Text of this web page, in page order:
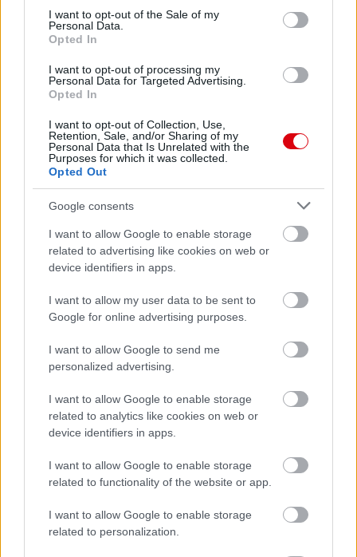
consent section.
I want to opt-out of the Sale of my
Personal Data.
Opted In
I want to opt-out of processing my
Personal Data for Targeted Advertising.
Opted In
I want to opt-out of Collection, Use,
Retention, Sale, and/or Sharing of my
Personal Data that Is Unrelated with the
Purposes for which it was collected.
Opted Out
Google consents
I want to allow Google to enable storage
related to advertising like cookies on web or
device identifiers in apps.
I want to allow my user data to be sent to
Google for online advertising purposes.
I want to allow Google to send me
personalized advertising.
I want to allow Google to enable storage
related to analytics like cookies on web or
device identifiers in apps.
I want to allow Google to enable storage
related to functionality of the website or app.
I want to allow Google to enable storage
related to personalization.
Leeds Unitedvs Manchester United
ELŐZŐ MÉRKŐZÉSEK
Támogatás
Támogasd adományoddal
Kapcsolódó hírek
SIR ALEX FERGUSON
FLETCHER "SZÜRREÁLIS"
HETÉRŐL, BRUNORÓL ÉS A
POZITIVITÁS